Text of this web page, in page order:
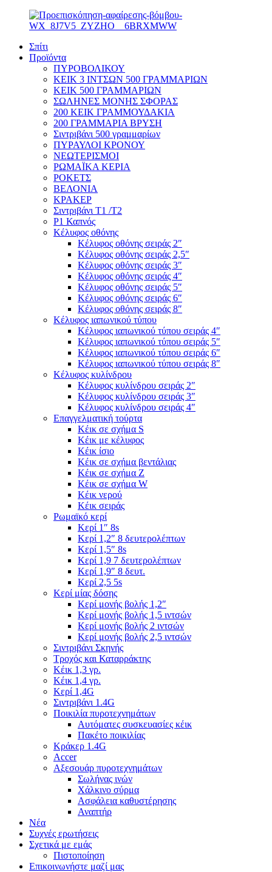
Σπίτι
Προϊόντα
ΠΥΡΟΒΟΛΙΚΟΥ
ΚΕΙΚ 3 ΙΝΤΣΩΝ 500 ΓΡΑΜΜΑΡΙΩΝ
ΚΕΙΚ 500 ΓΡΑΜΜΑΡΙΩΝ
ΣΩΛΗΝΕΣ ΜΟΝΗΣ ΣΦΟΡΑΣ
200 ΚΕΙΚ ΓΡΑΜΜΟΥΔΑΚΙΑ
200 ΓΡΑΜΜΑΡΙΑ ΒΡΥΣΗ
Σιντριβάνι 500 γραμμαρίων
ΠΥΡΑΥΛΟΙ ΚΡΟΝΟΥ
ΝΕΩΤΕΡΙΣΜΟΙ
ΡΩΜΑΪΚΑ ΚΕΡΙΑ
ΡΟΚΕΤΣ
ΒΕΛΟΝΙΑ
ΚΡΑΚΕΡ
Σιντριβάνι T1 /T2
P1 Καπνός
Κέλυφος οθόνης
Κέλυφος οθόνης σειράς 2″
Κέλυφος οθόνης σειράς 2,5″
Κέλυφος οθόνης σειράς 3″
Κέλυφος οθόνης σειράς 4″
Κέλυφος οθόνης σειράς 5″
Κέλυφος οθόνης σειράς 6″
Κέλυφος οθόνης σειράς 8″
Κέλυφος ιαπωνικού τύπου
Κέλυφος ιαπωνικού τύπου σειράς 4″
Κέλυφος ιαπωνικού τύπου σειράς 5″
Κέλυφος ιαπωνικού τύπου σειράς 6″
Κέλυφος ιαπωνικού τύπου σειράς 8″
Κέλυφος κυλίνδρου
Κέλυφος κυλίνδρου σειράς 2″
Κέλυφος κυλίνδρου σειράς 3″
Κέλυφος κυλίνδρου σειράς 4″
Επαγγελματική τούρτα
Κέικ σε σχήμα S
Κέικ με κέλυφος
Κέικ ίσιο
Κέικ σε σχήμα βεντάλιας
Κέικ σε σχήμα Ζ
Κέικ σε σχήμα W
Κέικ νερού
Κέικ σειράς
Ρωμαϊκό κερί
Κερί 1″ 8s
Κερί 1,2″ 8 δευτερολέπτων
Κερί 1,5″ 8s
Κερί 1,9 7 δευτερολέπτων
Κερί 1,9″ 8 δευτ.
Κερί 2,5 5s
Κερί μίας δόσης
Κερί μονής βολής 1,2″
Κερί μονής βολής 1,5 ιντσών
Κερί μονής βολής 2 ιντσών
Κερί μονής βολής 2,5 ιντσών
Σιντριβάνι Σκηνής
Τροχός και Καταρράκτης
Κέικ 1,3 γρ.
Κέικ 1,4 γρ.
Κερί 1,4G
Σιντριβάνι 1.4G
Ποικιλία πυροτεχνημάτων
Αυτόματες συσκευασίες κέικ
Πακέτο ποικιλίας
Κράκερ 1.4G
Accer
Αξεσουάρ πυροτεχνημάτων
Σωλήνας ινών
Χάλκινο σύρμα
Ασφάλεια καθυστέρησης
Αναπτήρ
Νέα
Συχνές ερωτήσεις
Σχετικά με εμάς
Πιστοποίηση
Επικοινωνήστε μαζί μας